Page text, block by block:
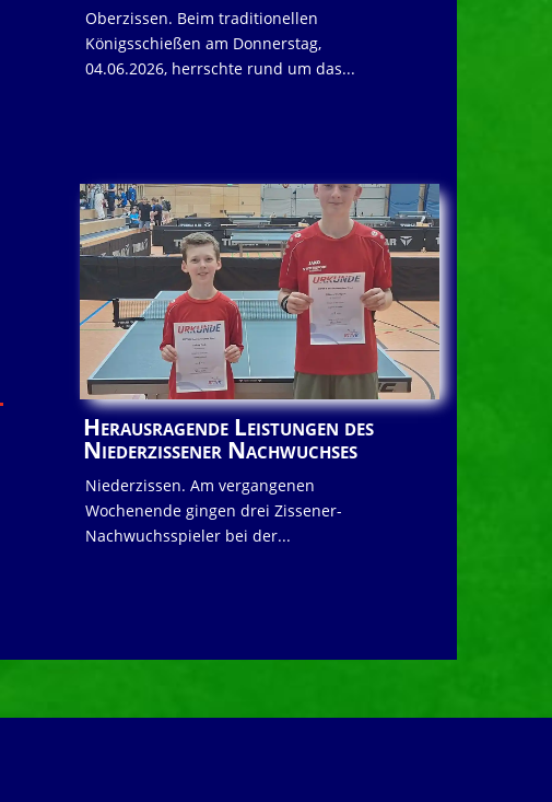
Oberzissen. Beim traditionellen
Königsschießen am Donnerstag,
04.06.2026, herrschte rund um das...
Herausragende Leistungen des
Niederzissener Nachwuchses
Niederzissen. Am vergangenen
Wochenende gingen drei Zissener-
Nachwuchsspieler bei der...